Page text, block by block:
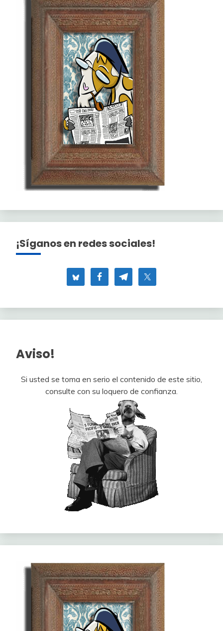
¡Síganos en redes sociales!
Aviso!
Si usted se toma en serio el contenido de este sitio,
consulte con su loquero de confianza.